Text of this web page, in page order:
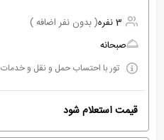
3 نفره
( بدون نفر اضافه )
صبحانه
تور با احتساب حمل و نقل و خدمات
قیمت استعلام شود